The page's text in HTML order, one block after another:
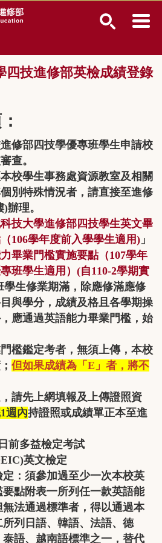
四技進修部英檢成績登錄
修部四技學優專班學生申請校
查。
校學生事務處資源教室及相關
別特殊情況者，請直接至進修
辦理。
技大學進修部四技學生英文畢
106學年度前入學學生適用) 」
畢業門檻實施要點（107學年
班學生適用）(自110-2學期實
學生修業期滿，除應修滿應修
與學分，成績及格且各學期操
應通過英語能力畢業門檻，始
檻鑑定考者，無須上傳，本校
但如果成績為「E」者，將不
請先上網填報及上傳證照資
週內持證照或成績單正本至進
前多益檢定考試
英文檢定
：須參加過至少一次本校英
點附表一所列任一款英語能
無法通過標準者，得以通過本
列日語、韓語、法語、德
語、越南語標準之一，替代